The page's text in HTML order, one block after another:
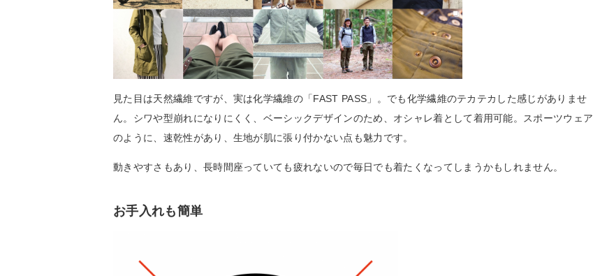
見た目は天然繊維ですが、実は化学繊維の「FAST PASS」。でも化学繊維のテカテカした感じがありませ
ん。シワや型崩れになりにくく、ベーシックデザインのため、オシャレ着として着用可能。スポーツウェア
のように、速乾性があり、生地が肌に張り付かない点も魅力です。
動きやすさもあり、長時間座っていても疲れないので毎日でも着たくなってしまうかもしれません。
お手入れも簡単